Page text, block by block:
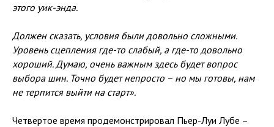
этого уик-энда.
Должен сказать, условия были довольно сложными.
Уровень сцепления где-то слабый, а где-то довольно
хороший. Думаю, очень важным здесь будет вопрос
выбора шин. Точно будет непросто – но мы готовы, нам
не терпится выйти на старт».
Четвертое время продемонстрировал Пьер-Луи Лубе –